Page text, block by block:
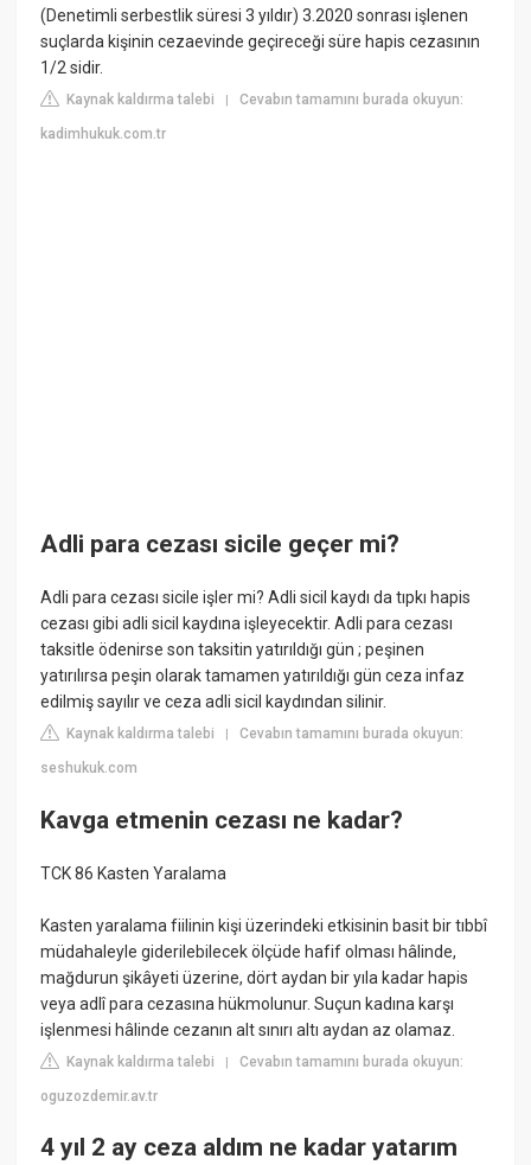
(Denetimli serbestlik süresi 3 yıldır) 3.2020 sonrası işlenen
suçlarda kişinin cezaevinde geçireceği süre hapis cezasının
1/2 sidir.
Kaynak kaldırma talebi |Cevabın tamamını burada okuyun:
kadimhukuk.com.tr
Adli para cezası sicile geçer mi?
Adli para cezası sicile işler mi? Adli sicil kaydı da tıpkı hapis
cezası gibi adli sicil kaydına işleyecektir. Adli para cezası
taksitle ödenirse son taksitin yatırıldığı gün ; peşinen
yatırılırsa peşin olarak tamamen yatırıldığı gün ceza infaz
edilmiş sayılır ve ceza adli sicil kaydından silinir.
Kaynak kaldırma talebi |Cevabın tamamını burada okuyun:
seshukuk.com
Kavga etmenin cezası ne kadar?
TCK 86 Kasten Yaralama
Kasten yaralama fiilinin kişi üzerindeki etkisinin basit bir tıbbî
müdahaleyle giderilebilecek ölçüde hafif olması hâlinde,
mağdurun şikâyeti üzerine, dört aydan bir yıla kadar hapis
veya adlî para cezasına hükmolunur. Suçun kadına karşı
işlenmesi hâlinde cezanın alt sınırı altı aydan az olamaz.
Kaynak kaldırma talebi |Cevabın tamamını burada okuyun:
oguzozdemir.av.tr
4 yıl 2 ay ceza aldım ne kadar yatarım